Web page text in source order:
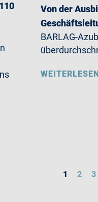
Von der
BARLAG-
1 2 3